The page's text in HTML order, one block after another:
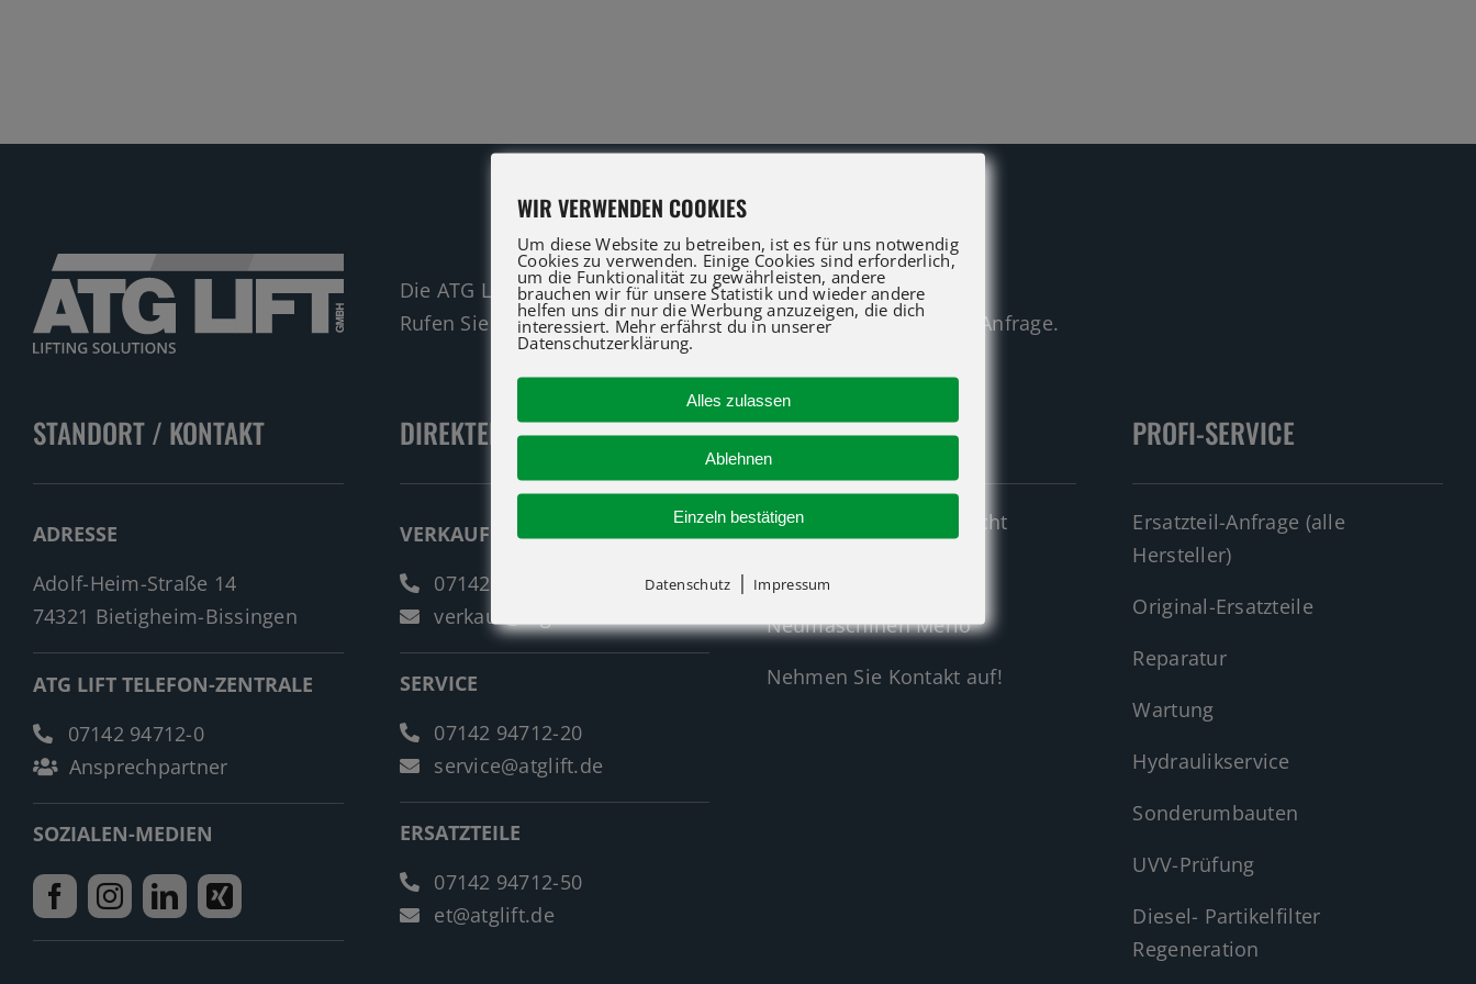
Die ATG LIFT Profis für Verkauf und Service beraten Sie gerne.
Rufen Sie an oder nutzen Sie unser Kontaktformular für eine Anfrage.
STANDORT / KONTAKT
ADRESSE
Adolf-Heim-Straße 14
74321 Bietigheim-Bissingen
ATG LIFT TELEFON-ZENTRALE
07142 94712-0
Ansprechpartner
SOZIALEN-MEDIEN
DIREKTER-KONTAKT
VERKAUF
07142 94712-30
verkauf@atglift.de
SERVICE
07142 94712-20
service@atglift.de
ERSATZTEILE
07142 94712-50
et@atglift.de
NEUMASCHINEN
Neumaschinen Übersicht
Neumaschinen Merlo
Nehmen Sie Kontakt auf!
PROFI-SERVICE
Ersatzteil-Anfrage (alle
Hersteller)
Original-Ersatzteile
Reparatur
Wartung
Hydraulikservice
Sonderumbauten
UVV-Prüfung
Diesel- Partikelfilter
Regeneration
WIR VERWENDEN COOKIES
Um diese Website zu betreiben, ist es für uns notwendig
Cookies zu verwenden. Einige Cookies sind erforderlich,
um die Funktionalität zu gewährleisten, andere
brauchen wir für unsere Statistik und wieder andere
helfen uns dir nur die Werbung anzuzeigen, die dich
interessiert. Mehr erfährst du in unserer
Datenschutzerklärung.
Alles zulassen
Ablehnen
Einzeln bestätigen
Datenschutz | Impressum